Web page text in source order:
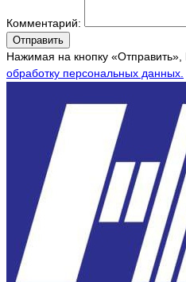
Комментарий:
Отправить
Нажимая на кнопку
обработку персональных данных.